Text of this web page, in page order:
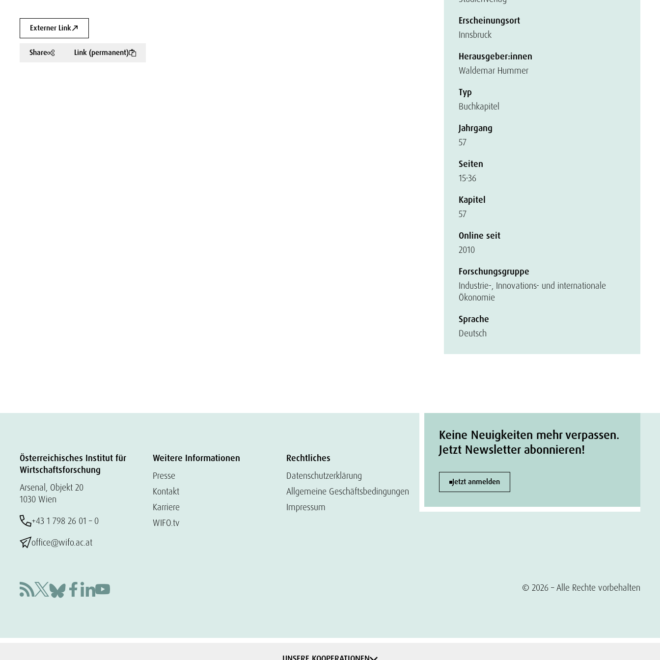
Externer Link
Share Link (permanent)
Erscheinungsort
Innsbruck
Herausgeber:innen
Waldemar Hummer
Typ
Buchkapitel
Jahrgang
57
Seiten
15-36
Kapitel
57
Online seit
2010
Forschungsgruppe
Industrie-, Innovations- und internationale
Ökonomie
Sprache
Deutsch
Österreichisches Institut für
Wirtschaftsforschung
Arsenal, Objekt 20
1030 Wien
+43 1 798 26 01 – 0
office@wifo.ac.at
Weitere Informationen
Presse
Kontakt
Karriere
WIFO.tv
Rechtliches
Datenschutzerklärung
Allgemeine Geschäftsbedingungen
Impressum
Keine Neuigkeiten mehr verpassen.
Jetzt Newsletter abonnieren!
Jetzt anmelden
© 2026 – Alle Rechte vorbehalten